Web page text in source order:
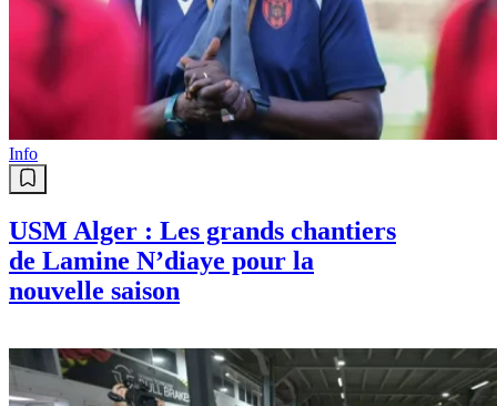
Info
USM Alger : Les grands chantiers
de Lamine N’diaye pour la
nouvelle saison